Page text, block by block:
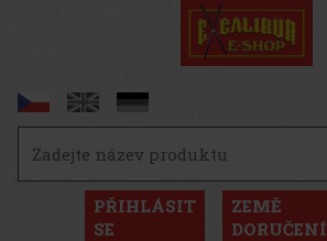
PŘIHLÁSIT
SE
ZEMĚ
DORUČENÍ